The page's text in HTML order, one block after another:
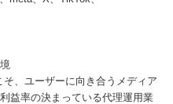
、ユーザーに向き合うメディア
益率の決まっている代理運用業